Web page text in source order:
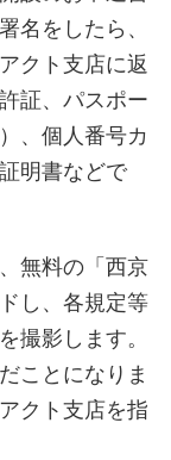
名をしたら、
クト支店に返
証、パスポー
、個人番号カ
明書などで
無料の「西京
し、各規定等
撮影します。
ことになりま
クト支店を指